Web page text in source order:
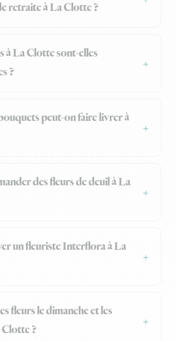
retraite à La Clotte ?
à La Clotte sont-elles
?
peut-on faire livrer à
des fleurs de deuil à La
un fleuriste Interflora à La
fleurs le dimanche et les
?